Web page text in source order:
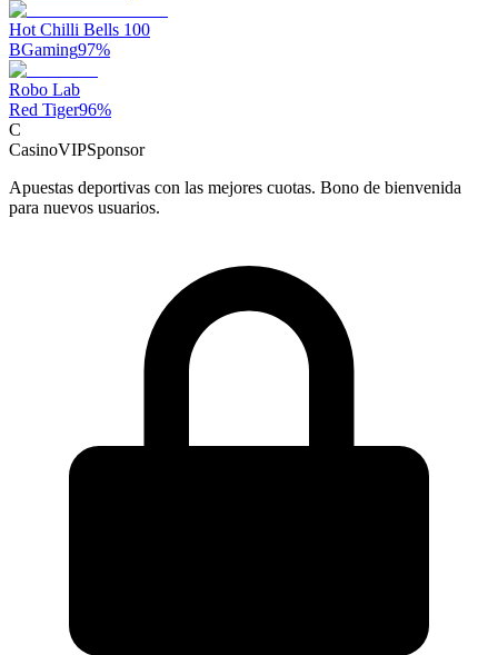
Hot Chilli Bells 100
BGaming97%
Robo Lab
Red Tiger96%
C
CasinoVIPSponsor
Apuestas deportivas con las mejores cuotas. Bono de bienvenida
para nuevos usuarios.